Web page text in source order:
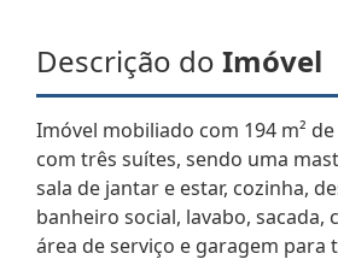
Descrição do Imóvel
Imóvel mobiliado com 194 m²
com três suítes, sendo uma
sala de jantar e estar, cozinha,
banheiro social, lavabo, sacada,
área de serviço e garagem para